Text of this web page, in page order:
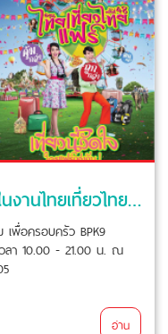
เตรียมพบกับ...BPK9 Family ในงานไทยเที่ยวไทย ครั้งที่ 48
พื่อครอบครัว BPK9
วลา 10.00 - 21.00 น. ณ
อ่าน